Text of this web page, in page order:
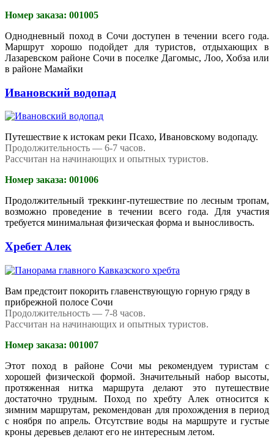
Номер заказа: 001005
Однодневный поход в Сочи доступен в течении всего года.
Маршрут хорошо подойдет для туристов, отдыхающих в
Лазаревском районе Сочи в поселке Дагомыс, Лоо, Хобза или
в районе Мамайки
Ивановский водопад
Путешествие к истокам реки Псахо, Ивановскому водопаду.
Продолжительность — 6-7 часов.
Рассчитан на начинающих и опытных туристов.
Номер заказа: 001006
Продолжительный треккинг-путешествие по лесным тропам,
возможно проведение в течении всего года. Для участия
требуется минимальная физическая форма и выносливость.
Хребет Алек
Вам предстоит покорить главенствующую горную гряду в
прибрежной полосе Сочи
Продолжительность — 7-8 часов.
Рассчитан на начинающих и опытных туристов.
Номер заказа: 001007
Этот поход в районе Сочи мы рекомендуем туристам с
хорошей физической формой. Значительный набор высоты,
протяженная нитка маршрута делают это путешествие
достаточно трудным. Поход по хребту Алек относится к
зимним маршрутам, рекомендован для прохождения в период
с ноября по апрель. Отсутствие воды на маршруте и густые
кроны деревьев делают его не интересным летом.